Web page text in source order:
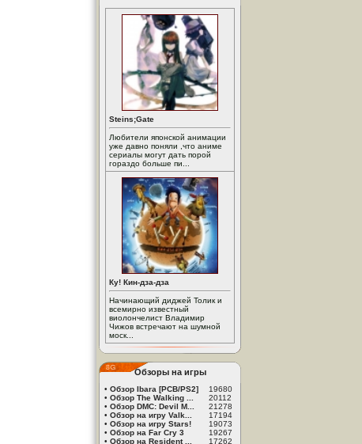
Steins;Gate
Любители японской анимации
уже давно поняли ,что аниме
сериалы могут дать порой
гораздо больше пи...
Ку! Кин-дза-дза
Начинающий диджей Толик и
всемирно известный
виолончелист Владимир
Чижов встречают на шумной
моск...
Обзоры на игры
• Обзор Ibara [PCB/PS2]
19680
• Обзор The Walking ...
20112
• Обзор DMC: Devil M...
21278
• Обзор на игру Valk...
17194
• Обзор на игру Stars!
19073
• Обзор на Far Cry 3
19267
• Обзор на Resident ... 17262